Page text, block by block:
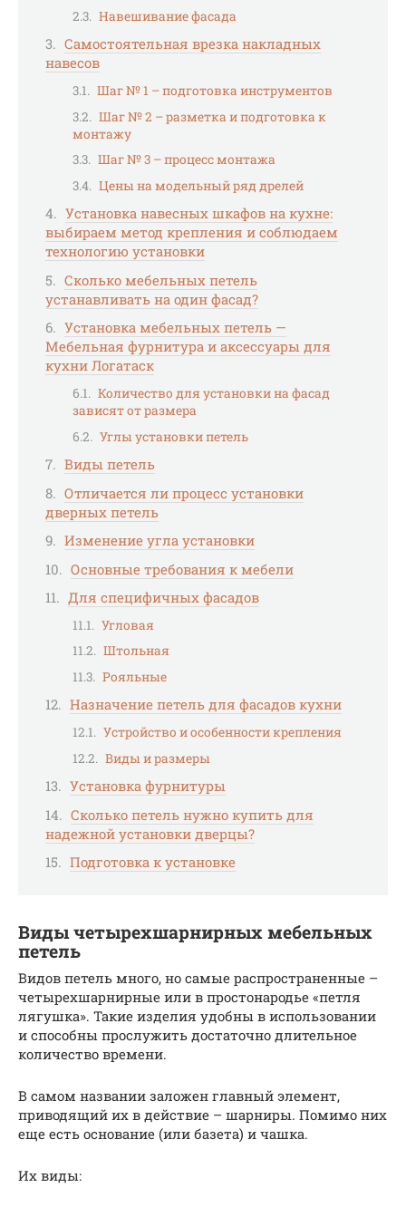
Навешивание фасада
Самостоятельная врезка накладных
навесов
Шаг № 1 – подготовка инструментов
Шаг № 2 – разметка и подготовка к
монтажу
Шаг № 3 – процесс монтажа
Цены на модельный ряд дрелей
Установка навесных шкафов на кухне:
выбираем метод крепления и соблюдаем
технологию установки
Сколько мебельных петель
устанавливать на один фасад?
Установка мебельных петель —
Мебельная фурнитура и аксессуары для
кухни Логатаск
Количество для установки на фасад
зависят от размера
Углы установки петель
Виды петель
Отличается ли процесс установки
дверных петель
Изменение угла установки
Основные требования к мебели
Для специфичных фасадов
Угловая
Штольная
Рояльные
Назначение петель для фасадов кухни
Устройство и особенности крепления
Виды и размеры
Установка фурнитуры
Сколько петель нужно купить для
надежной установки дверцы?
Подготовка к установке
Виды четырехшарнирных мебельных
петель
Видов петель много, но самые распространенные –
четырехшарнирные или в простонародье «петля
лягушка». Такие изделия удобны в использовании
и способны прослужить достаточно длительное
количество времени.
В самом названии заложен главный элемент,
приводящий их в действие – шарниры. Помимо них
еще есть основание (или базета) и чашка.
Их виды: